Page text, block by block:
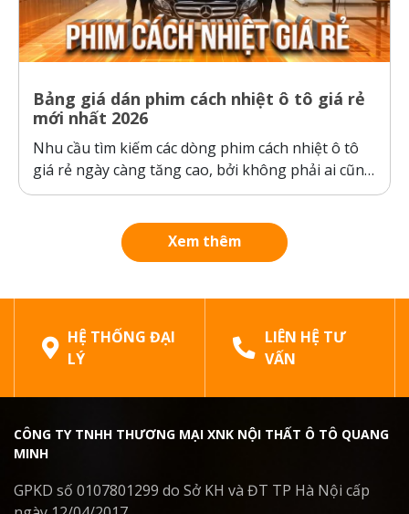
Bảng giá dán phim cách nhiệt ô tô giá rẻ
mới nhất 2026
Nhu cầu tìm kiếm các dòng phim cách nhiệt ô tô
giá rẻ ngày càng tăng cao, bởi không phải ai cũng
sẵn sàng bỏ ra hàng chục triệu đồng cho một gói
hãng” và “hàng giả, hàng nhái”...
Xem thêm
HỆ THỐNG ĐẠI
LÝ
LIÊN HỆ TƯ
VẤN
CÔNG TY TNHH THƯƠNG MẠI XNK NỘI THẤT Ô TÔ QUANG
MINH
GPKD số 0107801299 do Sở KH và ĐT TP Hà Nội cấp